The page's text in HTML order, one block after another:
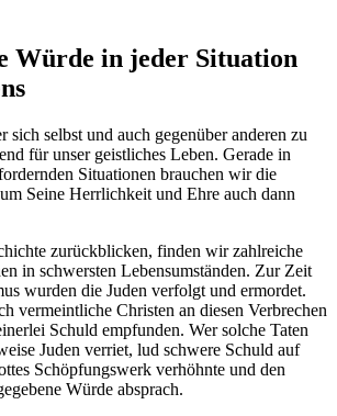
Würde in jeder Situation
sich selbst und auch gegenüber anderen zu
für unser geistliches Leben. Gerade in
Situationen brauchen wir die
Seine Herrlichkeit und Ehre auch dann
zurückblicken, finden wir zahlreiche
in schwersten Lebensumständen. Zur Zeit
wurden die Juden verfolgt und ermordet.
vermeintliche Christen an diesen Verbrechen
Schuld empfunden. Wer solche Taten
Juden verriet, lud schwere Schuld auf
Schöpfungswerk verhöhnte und den
Würde absprach.